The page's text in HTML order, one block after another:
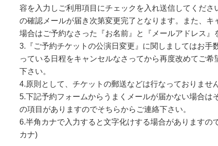
容を入力しご利用項目にチェックを入れ送信してくださ
の確認メールが届き次第変更完了となります。また、キ
場合はご予約なさった『お名前』と『メールアドレス』
3.『ご予約チケットの公演日変更』に関しましてはお手
っている日程をキャンセルなさってから再度改めてご希
下さい。
4.原則として、チケットの郵送などは行なっておりませ
5.下記予約フォームからうまくメールが届かない場合は
の項目がありますのでそちらからご連絡下さい。
6.半角カナで入力すると文字化けする場合があります
カナ)